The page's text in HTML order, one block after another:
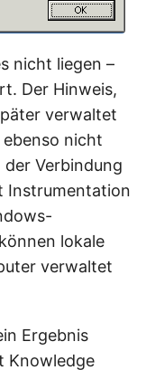
nicht liegen –
Der Hinweis,
verwaltet
nicht
Verbindung
Instrumentation
lokale
verwaltet
Ergebnis
Knowledge